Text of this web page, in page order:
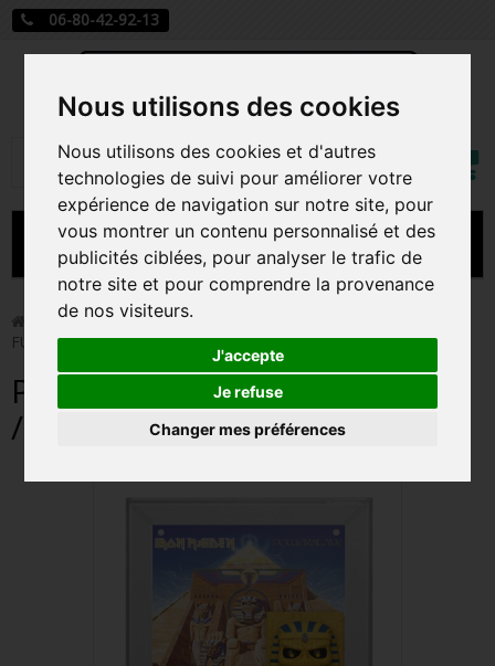
Nous utilisons des cookies
Nous utilisons des cookies et d'autres
technologies de suivi pour améliorer votre
expérience de navigation sur notre site, pour
vous montrer un contenu personnalisé et des
publicités ciblées, pour analyser le trafic de
notre site et pour comprendre la provenance
de nos visiteurs.
J'accepte
Je refuse
Changer mes préférences
06-80-42-92-13
Rechercher
Mon
MENU
CARTE A JOUER
PRÉCOMMANDE FIGURINES POP
FIGURINES POP MANGA
FIGURINES POP DISNEY
FIGURINES POP MARVEL
FIGURINES POP MUSIQUE
FIGURINES POP AUTRES FILMS
FIGURINES POP SPORTS
Funko Pop! > POWERSLAVE / IRON MAIDEN / FIGURINE
FUNKO POP
POWERSLAVE / IRON MAIDEN
/ FIGURINE FUNKO POP